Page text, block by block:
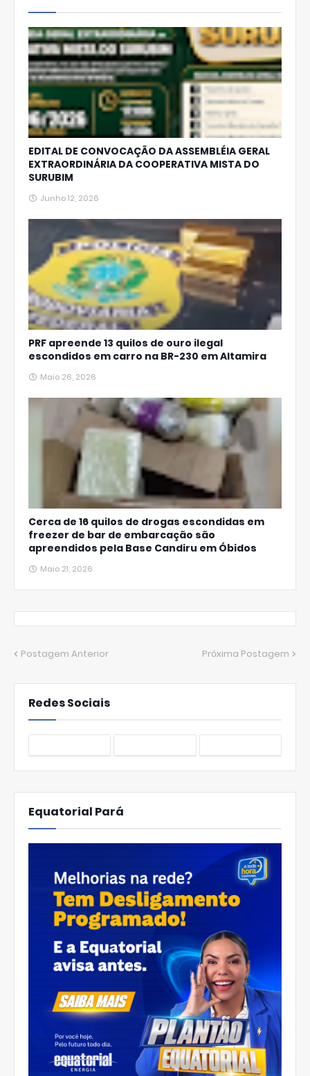
EDITAL DE CONVOCAÇÃO DA ASSEMBLÉIA GERAL
EXTRAORDINÁRIA DA COOPERATIVA MISTA DO
SURUBIM
Junho 12, 2026
PRF apreende 13 quilos de ouro ilegal
escondidos em carro na BR-230 em Altamira
Maio 26, 2026
Cerca de 16 quilos de drogas escondidas em
freezer de bar de embarcação são
apreendidos pela Base Candiru em Óbidos
Maio 21, 2026
Postagem Anterior Próxima Postagem
Redes Sociais
Equatorial Pará